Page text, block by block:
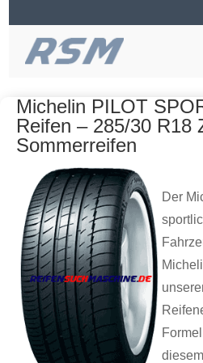
Michelin PILOT
Reifen – 285/30 R18
Sommerreifen
Der